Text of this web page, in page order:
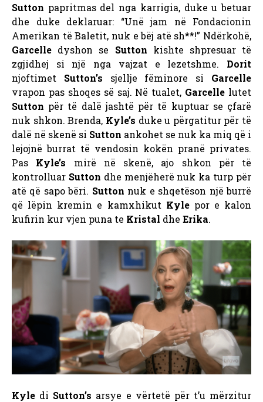
Sutton papritmas del nga karrigia, duke u betuar
dhe duke deklaruar: “Unë jam në Fondacionin
Amerikan të Baletit, nuk e bëj atë sh**!” Ndërkohë,
Garcelle dyshon se Sutton kishte shpresuar të
zgjidhej si një nga vajzat e lezetshme. Dorit
njoftimet Sutton’s sjellje fëminore si Garcelle
vrapon pas shoqes së saj. Në tualet, Garcelle lutet
Sutton për të dalë jashtë për të kuptuar se çfarë
nuk shkon. Brenda, Kyle’s duke u përgatitur për të
dalë në skenë si Sutton ankohet se nuk ka miq që i
lejojnë burrat të vendosin kokën pranë privates.
Pas Kyle’s mirë në skenë, ajo shkon për të
kontrolluar Sutton dhe menjëherë nuk ka turp për
atë që sapo bëri. Sutton nuk e shqetëson një burrë
që lëpin kremin e kamxhikut Kylepor e kalon
kufirin kur vjen puna te Kristal dhe Erika.
Kyle di Sutton’s arsye e vërtetë për t’u mërzitur